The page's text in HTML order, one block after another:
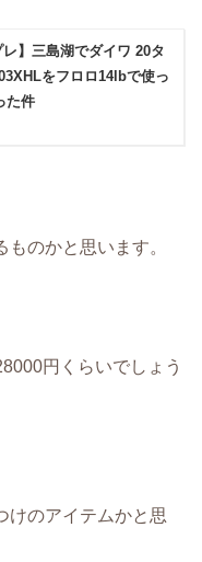
レ】三島湖でダイワ 20タ
をフロロ14lbで使っ
た件
のかと思います。
円くらいでしょう
けのアイテムかと思